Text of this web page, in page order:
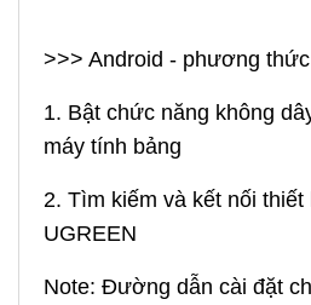
>>> Android - phương
1. Bật chức năng không
máy tính bảng
2. Tìm kiếm và kết nối thiết
UGREEN
Note: Đường dẫn cài đặt